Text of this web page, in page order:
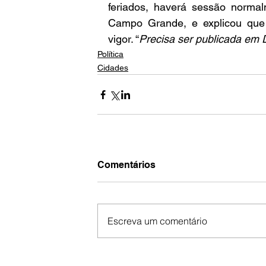
feriados, haverá sessão
Campo Grande, e explicou
vigor. “Precisa ser publicada em
Política
Cidades
Comentários
Escreva um comentário